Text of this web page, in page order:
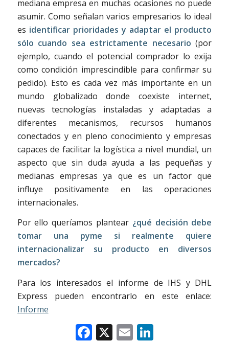
mediana empresa en muchas ocasiones no puede
asumir. Como señalan varios empresarios lo ideal
es identificar prioridades y adaptar el producto
sólo cuando sea estrictamente necesario (por
ejemplo, cuando el potencial comprador lo exija
como condición imprescindible para confirmar su
pedido). Esto es cada vez más importante en un
mundo globalizado donde coexiste internet,
nuevas tecnologías instaladas y adaptadas a
diferentes mecanismos, recursos humanos
conectados y en pleno conocimiento y empresas
capaces de facilitar la logística a nivel mundial, un
aspecto que sin duda ayuda a las pequeñas y
medianas empresas ya que es un factor que
influye positivamente en las operaciones
internacionales.
Por ello queríamos plantear ¿qué decisión debe
tomar una pyme si realmente quiere
internacionalizar su producto en diversos
mercados?
Para los interesados el informe de IHS y DHL
Express pueden encontrarlo en este enlace:
Informe
Facebook
X EmailLinkedIn